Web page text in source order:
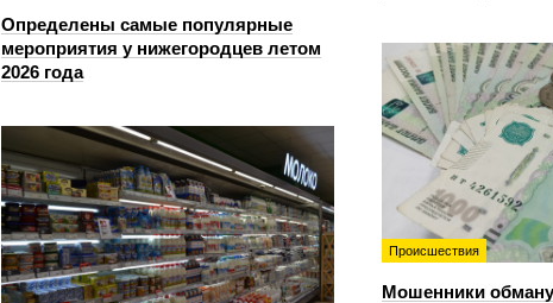
Определены самые популярные
мероприятия у нижегородцев летом
2026 года
Происшествия
Мошенники